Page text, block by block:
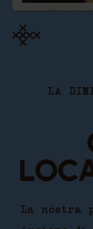
LA
La nostra